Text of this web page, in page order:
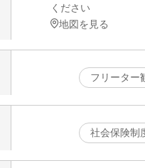
ください
地図を見る
フリーター
社会保険制